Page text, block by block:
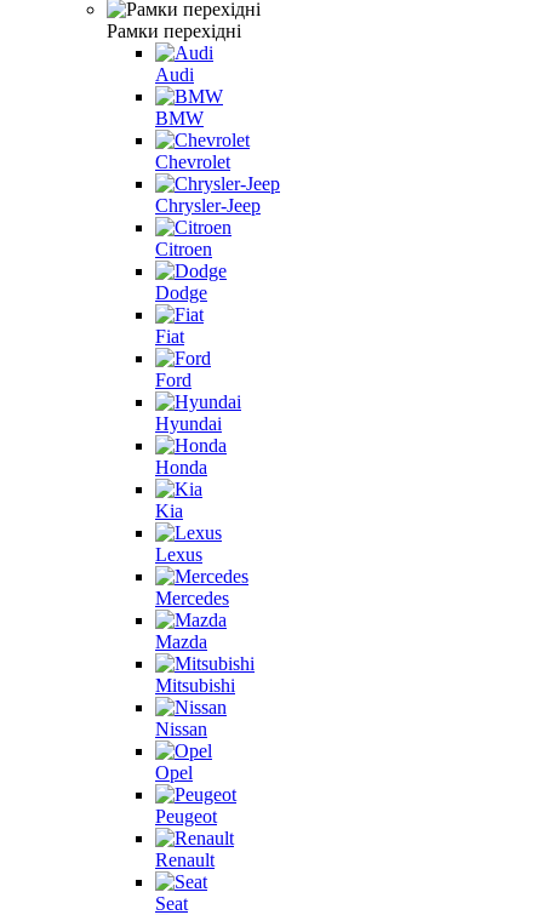
Рамки перехідні
Audi
BMW
Chevrolet
Chrysler-Jeep
Citroen
Dodge
Fiat
Ford
Hyundai
Honda
Kia
Lexus
Mercedes
Mazda
Mitsubishi
Nissan
Opel
Peugeot
Renault
Seat